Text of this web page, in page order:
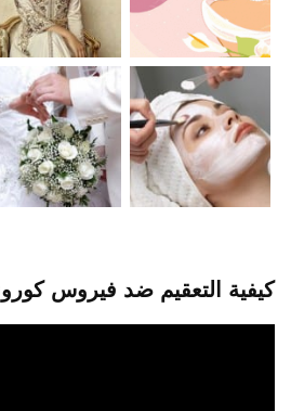
كيفية التعقيم ضد فيروس